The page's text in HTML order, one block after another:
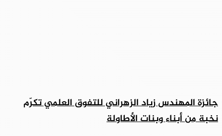
جائزة المهندس زياد الزهراني للتفوق العلمي تكرّم
نخبة من أبناء وبنات الأطاولة